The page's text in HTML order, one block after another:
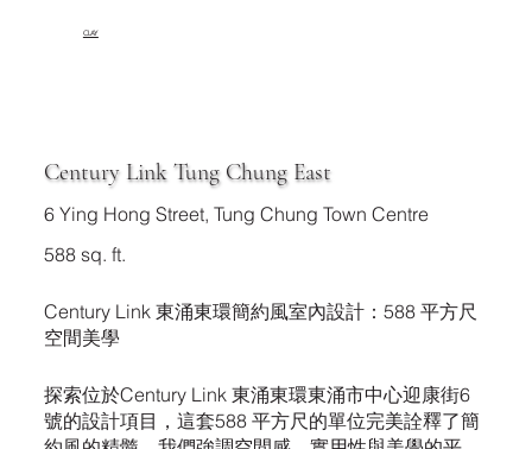
CLAY
Century Link Tung Chung East
6 Ying Hong Street, Tung Chung Town Centre
588 sq. ft.
Century Link 東涌東環簡約風室內設計：588 平方尺
空間美學
探索位於Century Link 東涌東環東涌市中心迎康街6
號的設計項目，這套588 平方尺的單位完美詮釋了簡